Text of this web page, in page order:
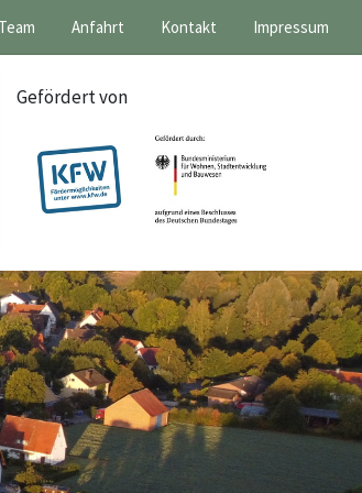
Anfahrt Kontakt Impressum
Gefördert von